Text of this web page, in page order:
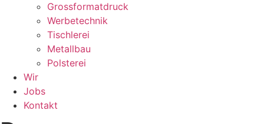
Grossformatdruck
Werbetechnik
Tischlerei
Metallbau
Polsterei
Wir
Jobs
Kontakt